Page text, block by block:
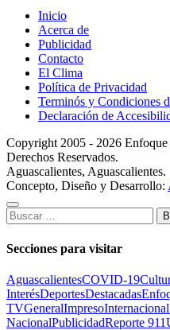
Inicio
Acerca de
Publicidad
Contacto
El Clima
Política de Privacidad
Terminós y Condiciones
Declaración de
Copyright 2005 - 2026
Derechos Reservados.
Aguascalientes, Aguascalientes.
Concepto, Diseño y Desarrollo:
Buscar:
Secciones para visitar
AguascalientesCOVID-19
InterésDeportesDestacadas
TVGeneralImpresoInternacional
NacionalPublicidadReporte 911